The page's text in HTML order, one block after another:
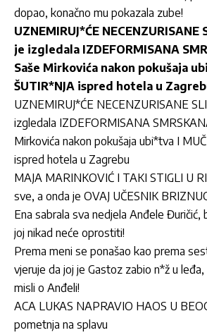
dopao, konačno mu pokazala zube!
UZNEMIRUJ*ĆE NECENZURISANE
je izgledala IZDEFORMISANA
Saše Mirkovića nakon pokušaja
ŠUTIR*NJA ispred hotela u
UZNEMIRUJ*ĆE NECENZURISANE
izgledala IZDEFORMISANA
Mirkovića nakon pokušaja ubi*tva I
ispred hotela u Zagrebu
MAJA MARINKOVIĆ I TAKI STIGLI U
sve, a onda je OVAJ UČESNIK
Ena sabrala sva nedjela Anđele Đuričić,
joj nikad neće oprostiti!
Prema meni se ponašao kao prema
vjeruje da joj je Gastoz zabio n*ž u
misli o Anđeli!
ACA LUKAS NAPRAVIO HAOS U
pometnja na splavu